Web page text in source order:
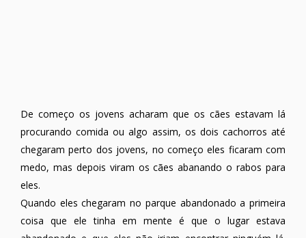
De começo os jovens acharam que os cães estavam lá
procurando comida ou algo assim, os dois cachorros até
chegaram perto dos jovens, no começo eles ficaram com
medo, mas depois viram os cães abanando o rabos para
eles.
Quando eles chegaram no parque abandonado a primeira
coisa que ele tinha em mente é que o lugar estava